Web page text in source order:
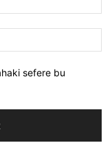
sefere bu